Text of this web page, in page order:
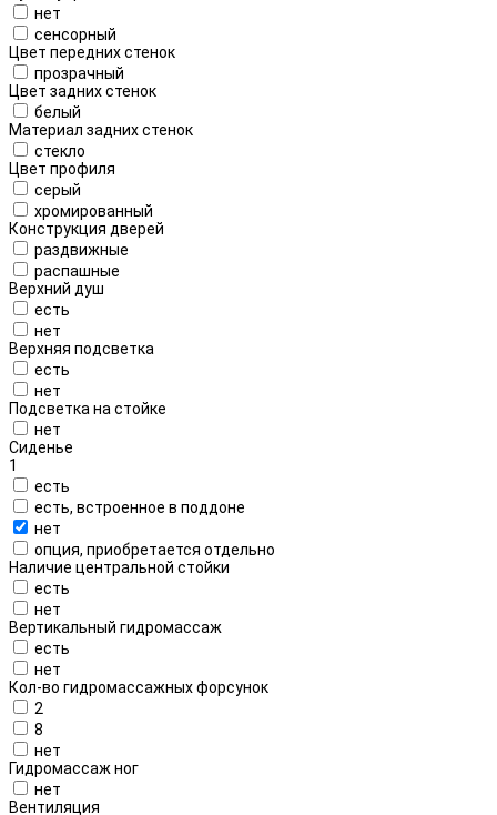
нет
сенсорный
Цвет передних стенок
прозрачный
Цвет задних стенок
белый
Материал задних стенок
стекло
Цвет профиля
серый
хромированный
Конструкция дверей
раздвижные
распашные
Верхний душ
есть
нет
Верхняя подсветка
есть
нет
Подсветка на стойке
нет
Сиденье
1
есть
есть, встроенное в поддоне
нет
опция, приобретается отдельно
Наличие центральной стойки
есть
нет
Вертикальный гидромассаж
есть
нет
Кол-во гидромассажных форсунок
2
8
нет
Гидромассаж ног
нет
Вентиляция